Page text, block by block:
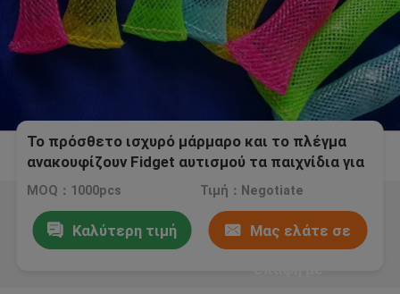
Το πρόσθετο ισχυρό μάρμαρο και το πλέγμα
ανακουφίζουν Fidget αυτισμού τα παιχνίδια για
το παιδί
MOQ：1000pcs Τιμή：Negotiate
Καλύτερη τιμή Μας ελάτε σε